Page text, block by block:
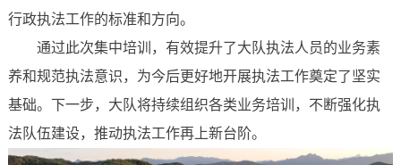
行政执法工作的标准和方向。
通过此次集中培训，有效提升了大队执法人员的业务素
养和规范执法意识，为今后更好地开展执法工作奠定了坚实
基础。下一步，大队将持续组织各类业务培训，不断强化执
法队伍建设，推动执法工作再上新台阶。